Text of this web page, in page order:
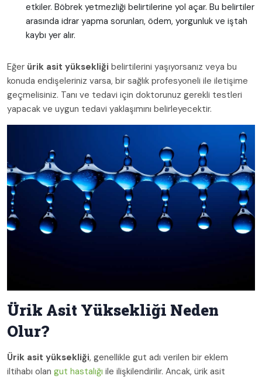
etkiler. Böbrek yetmezliği belirtilerine yol açar. Bu belirtiler
arasında idrar yapma sorunları, ödem, yorgunluk ve iştah
kaybı yer alır.
Eğer ürik asit yüksekliği belirtilerini yaşıyorsanız veya bu
konuda endişeleriniz varsa, bir sağlık profesyoneli ile iletişime
geçmelisiniz. Tanı ve tedavi için doktorunuz gerekli testleri
yapacak ve uygun tedavi yaklaşımını belirleyecektir.
Ürik Asit Yüksekliği Neden
Olur?
Ürik asit yüksekliği, genellikle gut adı verilen bir eklem
iltihabı olan gut hastalığı ile ilişkilendirilir. Ancak, ürik asit